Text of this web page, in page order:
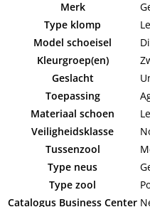
Merk
Type klomp
Model schoeisel
Kleurgroep(en)
Geslacht
Toepassing
Materiaal schoen
Veiligheidsklasse
Tussenzool
Type neus
Type zool
Catalogus Business Center